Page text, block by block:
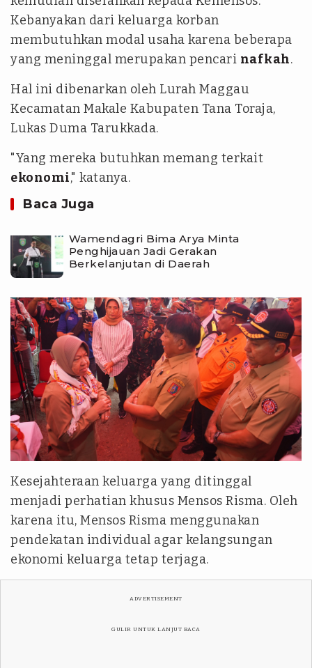
Kebanyakan dari keluarga korban
membutuhkan modal usaha karena beberapa
yang meninggal merupakan pencari nafkah.
Hal ini dibenarkan oleh Lurah Maggau
Kecamatan Makale Kabupaten Tana Toraja,
Lukas Duma Tarukkada.
"Yang mereka butuhkan memang terkait
ekonomi," katanya.
Baca Juga
Wamendagri Bima Arya Minta
Penghijauan Jadi Gerakan
Berkelanjutan di Daerah
Kesejahteraan keluarga yang ditinggal
menjadi perhatian khusus Mensos Risma. Oleh
karena itu, Mensos Risma menggunakan
pendekatan individual agar kelangsungan
ekonomi keluarga tetap terjaga.
ADVERTISEMENT
GULIR UNTUK LANJUT BACA